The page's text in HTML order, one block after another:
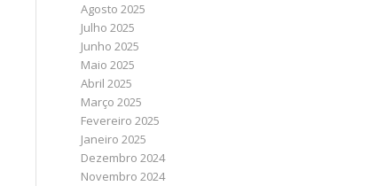
Agosto 2025
Julho 2025
Junho 2025
Maio 2025
Abril 2025
Março 2025
Fevereiro 2025
Janeiro 2025
Dezembro 2024
Novembro 2024